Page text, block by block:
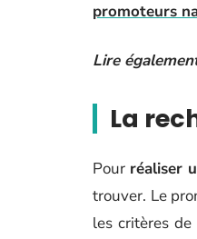
promoteurs
Lire
La
Pour réaliser
trouver. Le
les critères